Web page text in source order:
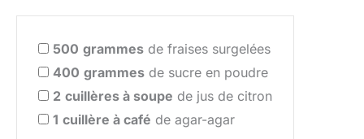
500 grammes de fraises surgelées
400 grammes de sucre en poudre
2 cuillères à soupe de jus de citron
1 cuillère à café de agar-agar